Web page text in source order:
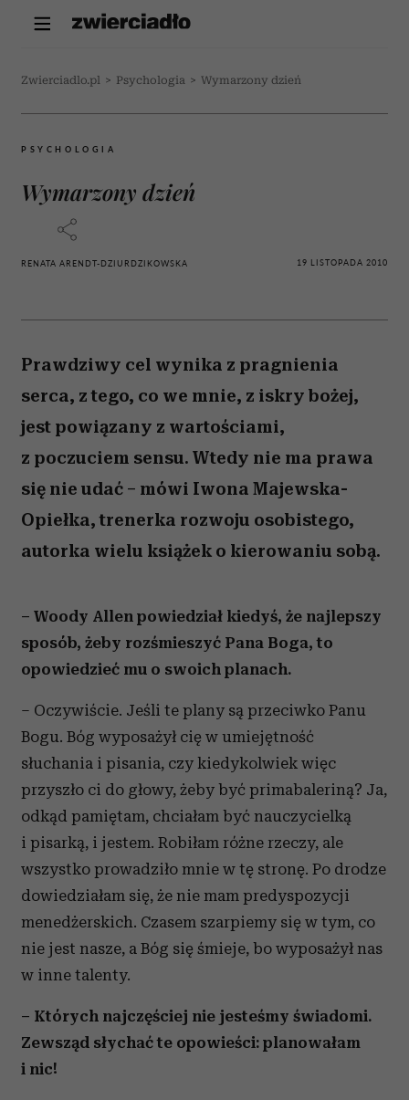
Zwierciadlo.pl > Psychologia > Wymarzony dzień
PSYCHOLOGIA
Wymarzony dzień
RENATA ARENDT-DZIURDZIKOWSKA 19 LISTOPADA 2010
Prawdziwy cel wynika z pragnienia
serca, z tego, co we mnie, z iskry bożej,
jest powiązany z wartościami,
z poczuciem sensu. Wtedy nie ma prawa
się nie udać – mówi Iwona Majewska-
Opiełka, trenerka rozwoju osobistego,
autorka wielu książek o kierowaniu sobą.
– Woody Allen powiedział kiedyś, że najlepszy
sposób, żeby rozśmieszyć Pana Boga, to
opowiedzieć mu o swoich planach.
– Oczywiście. Jeśli te plany są przeciwko Panu
Bogu. Bóg wyposażył cię w umiejętność
słuchania i pisania, czy kiedykolwiek więc
przyszło ci do głowy, żeby być primabaleriną? Ja,
odkąd pamiętam, chciałam być nauczycielką
i pisarką, i jestem. Robiłam różne rzeczy, ale
wszystko prowadziło mnie w tę stronę. Po drodze
dowiedziałam się, że nie mam predyspozycji
menedżerskich. Czasem szarpiemy się w tym, co
nie jest nasze, a Bóg się śmieje, bo wyposażył nas
w inne talenty.
– Których najczęściej nie jesteśmy świadomi.
Zewsząd słychać te opowieści: planowałam
i nic!